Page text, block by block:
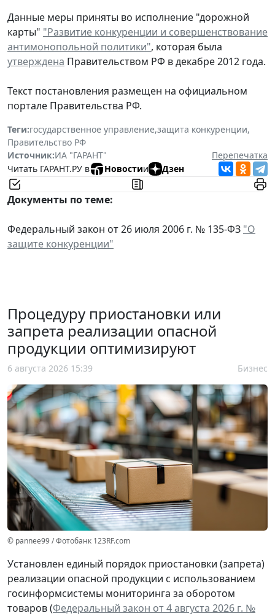
Данные меры приняты во исполнение "дорожной
карты" "Развитие конкуренции и совершенствование
антимонопольной политики", которая была
утверждена Правительством РФ в декабре 2012 года.
Текст постановления размещен на официальном
портале Правительства РФ.
Теги:государственное управление,защита конкуренции,
Правительство РФ
Источник:ИА "ГАРАНТ"
Перепечатка
Читать ГАРАНТ.РУ в
Новостии Дзен
Документы по теме:
Федеральный закон от 26 июля 2006 г. № 135-ФЗ "О
защите конкуренции"
Процедуру приостановки или
запрета реализации опасной
продукции оптимизируют
6 августа 2026 15:39 Бизнес
© pannee99 / Фотобанк 123RF.com
Установлен единый порядок приостановки (запрета)
реализации опасной продукции с использованием
госинформсистемы мониторинга за оборотом
товаров (Федеральный закон от 4 августа 2026 г. №